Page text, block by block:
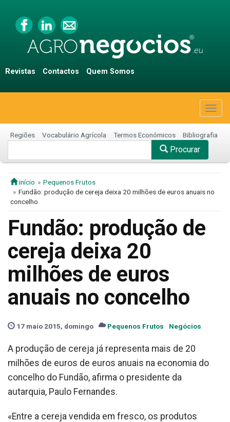
Revistas Contactos Quem Somos
Regiões Vocabulário Agrícola Termos Económicos Bibliografia
Procurar
início
Pequenos Frutos
Fundão: produção de cereja deixa 20 milhões de euros anuais no
concelho
Fundão: produção de
cereja deixa 20
milhões de euros
anuais no concelho
17 maio 2015, domingo Pequenos Frutos Negócios
A produção de cereja já representa mais de 20
milhões de euros de euros anuais na economia do
concelho do Fundão, afirma o presidente da
autarquia, Paulo Fernandes.
«Entre a cereja vendida em fresco, os produtos